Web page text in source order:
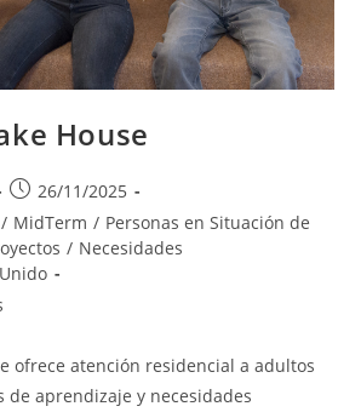
House
Publicación
de
la
entrada:
26/11/2025
/ MidTerm / Personas en Situación de
/ Necesidades
ofrece atención residencial a adultos
de aprendizaje y necesidades